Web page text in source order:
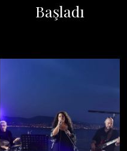
Başladı